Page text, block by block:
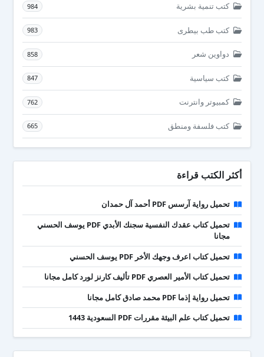
كتب تنمية بشرية 984
كتب طب بيطرى 983
دواوين شعر 858
كتب سياسية 847
كمبيوتر وانترنت 762
كتب فلسفة ومنطق 665
أكثر الكتب قراءة
تحميل رواية آرسس PDF أحمد آل حمدان
تحميل كتاب عقدك النفسية سجنك الأبدي PDF يوسف الحسني
مجانا
تحميل كتاب اعرف وجهك الأخر PDF يوسف الحسني
تحميل كتاب الأمير العصري PDF تأليف كارنز لورد كامل مجانا
تحميل رواية إذما PDF محمد صادق كامل مجانا
تحميل كتاب علم البيئة مقررات PDF السعودية 1443